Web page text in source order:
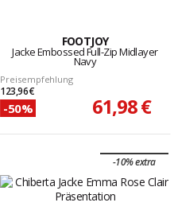
FOOTJOY
Jacke Embossed Full-Zip Midlayer
Navy
Preisempfehlung
123,96 €
-50% 61,98 €
-10% extra